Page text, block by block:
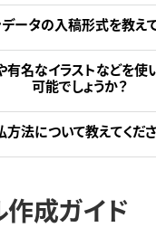
ータの入稿形式を教え
有名なイラストなどを使
可能でしょうか？
方法について教えてくださ
成ガイド